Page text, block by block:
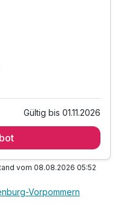
Greenfee
Gültig bis 01.11.2026
vom 08.08.2026 05:52
Vorpommern